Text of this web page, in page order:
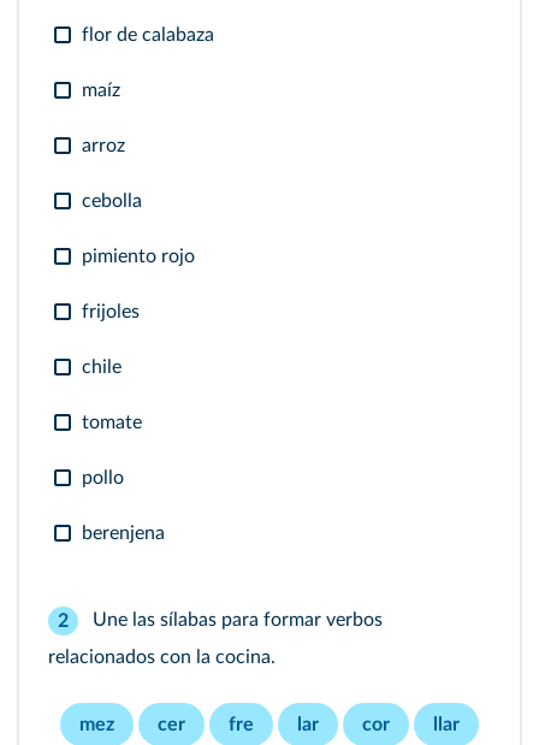
flor de calabaza
maíz
arroz
cebolla
pimiento rojo
frijoles
chile
tomate
pollo
berenjena
2
Une las sílabas para formar verbos
relacionados con la cocina.
mez cer fre lar cor llar